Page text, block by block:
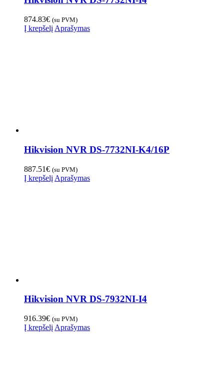
874.83€ (su PVM)
Į krepšelį Aprašymas
Hikvision NVR DS-7732NI-K4/16P
887.51€ (su PVM)
Į krepšelį Aprašymas
Hikvision NVR DS-7932NI-I4
916.39€ (su PVM)
Į krepšelį Aprašymas